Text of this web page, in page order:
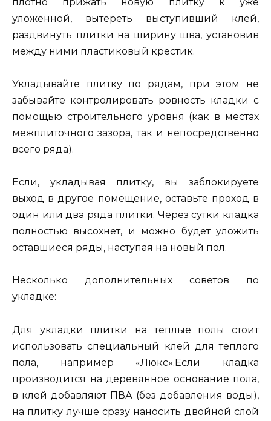
уложенной, вытереть выступивший клей,
раздвинуть плитки на ширину шва, установив
между ними пластиковый крестик.
Укладывайте плитку по рядам, при этом не
забывайте контролировать ровность кладки с
помощью строительного уровня (как в местах
межплиточного зазора, так и непосредственно
всего ряда).
Если, укладывая плитку, вы заблокируете
выход в другое помещение, оставьте проход в
один или два ряда плитки. Через сутки кладка
полностью высохнет, и можно будет уложить
оставшиеся ряды, наступая на новый пол.
Несколько дополнительных советов по
укладке:
Для укладки плитки на теплые полы стоит
использовать специальный клей для теплого
пола, например «Люкс».Если кладка
производится на деревянное основание пола,
в клей добавляют ПВА (без добавления воды),
на плитку лучше сразу наносить двойной слой